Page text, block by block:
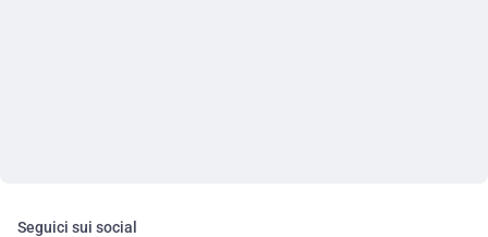
Seguici sui social